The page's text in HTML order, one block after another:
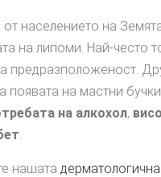
населението на
на липоми. Най-често
предразположеност.
появата на мастни
на алкохол,
.
нашата